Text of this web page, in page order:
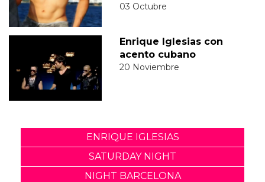
03 Octubre
Enrique Iglesias con
acento cubano
20 Noviembre
ENRIQUE IGLESIAS
SATURDAY NIGHT
NIGHT BARCELONA